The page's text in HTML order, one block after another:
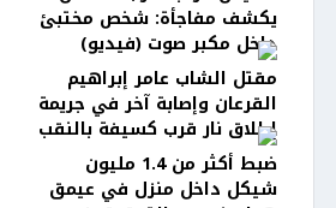
يكشف مفاجأة: شخص مختبئ
داخل مكبر صوت (فيديو)
مقتل الشاب عامر إبراهيم
القرعان وإصابة آخر في جريمة
إطلاق نار قرب كسيفة بالنقب
ضبط أكثر من 1.4 مليون
شيكل داخل منزل في عيمق